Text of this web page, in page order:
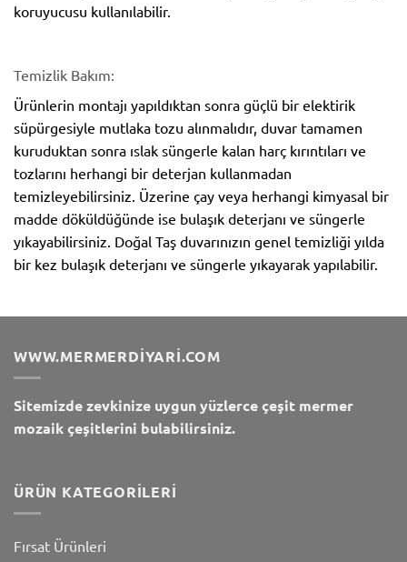
koruyucusu kullanılabilir.
Temizlik Bakım:
Ürünlerin montajı yapıldıktan sonra güçlü bir elektirik
süpürgesiyle mutlaka tozu alınmalıdır, duvar tamamen
kuruduktan sonra ıslak süngerle kalan harç kırıntıları ve
tozlarını herhangi bir deterjan kullanmadan
temizleyebilirsiniz. Üzerine çay veya herhangi kimyasal bir
madde döküldüğünde ise bulaşık deterjanı ve süngerle
yıkayabilirsiniz. Doğal Taş duvarınızın genel temizliği yılda
bir kez bulaşık deterjanı ve süngerle yıkayarak yapılabilir.
WWW.MERMERDIYARI.COM
Sitemizde zevkinize uygun yüzlerce çeşit mermer
mozaik çeşitlerini bulabilirsiniz.
ÜRÜN KATEGORILERI
Fırsat Ürünleri